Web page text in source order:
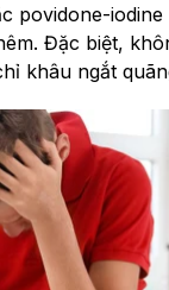
povidone-
Đặc biệt,
khâu ngắt